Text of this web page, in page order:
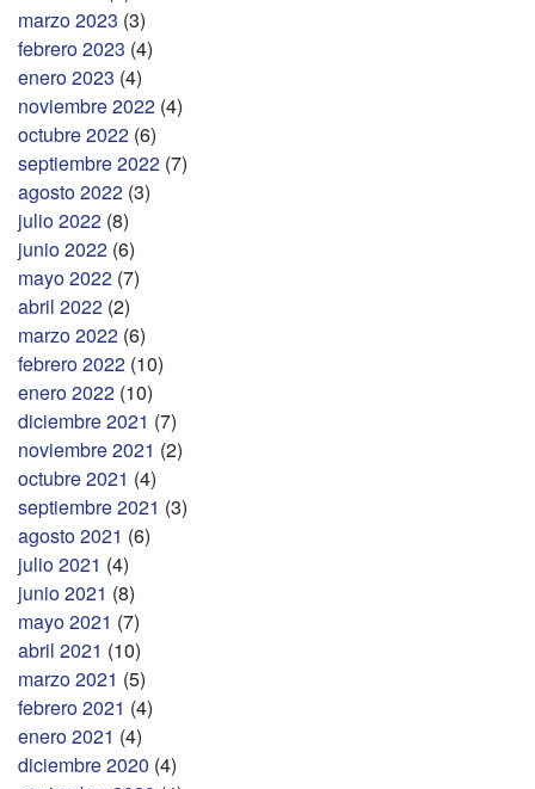
marzo 2023 (3)
febrero 2023 (4)
enero 2023 (4)
noviembre 2022 (4)
octubre 2022 (6)
septiembre 2022 (7)
agosto 2022 (3)
julio 2022 (8)
junio 2022 (6)
mayo 2022 (7)
abril 2022 (2)
marzo 2022 (6)
febrero 2022 (10)
enero 2022 (10)
diciembre 2021 (7)
noviembre 2021 (2)
octubre 2021 (4)
septiembre 2021 (3)
agosto 2021 (6)
julio 2021 (4)
junio 2021 (8)
mayo 2021 (7)
abril 2021 (10)
marzo 2021 (5)
febrero 2021 (4)
enero 2021 (4)
diciembre 2020 (4)